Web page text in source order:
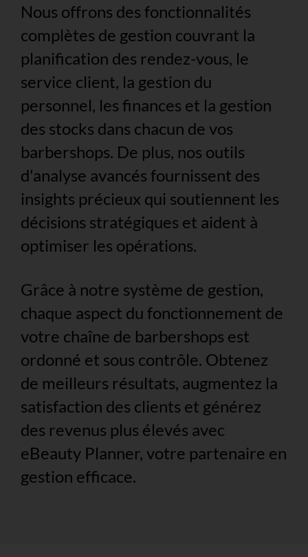
Nous offrons des fonctionnalités
complètes de gestion couvrant la
planification des rendez-vous, le
service client, la gestion du
personnel, les finances et la gestion
des stocks dans chacun de vos
barbershops. De plus, nos outils
d'analyse avancés fournissent des
insights précieux qui soutiennent les
décisions stratégiques et aident à
optimiser les opérations.
Grâce à notre système de gestion,
chaque aspect du fonctionnement de
votre chaîne de barbershops est
ordonné et sous contrôle. Obtenez
de meilleurs résultats, augmentez la
satisfaction des clients et générez
des revenus plus élevés avec
eBeauty Planner, votre partenaire en
gestion efficace.